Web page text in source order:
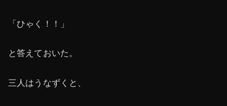
「ひゃく！！」
と答えておいた。
三人はうなずくと、